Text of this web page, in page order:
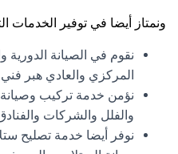
ونمتاز أيضا في توفير الخدمات
نقوم في الصيانة الدورية
المركزي والعادي هبر
نؤمن خدمة تركيب
والفلل والشركات
نوفر أيضا خدمة تصليح